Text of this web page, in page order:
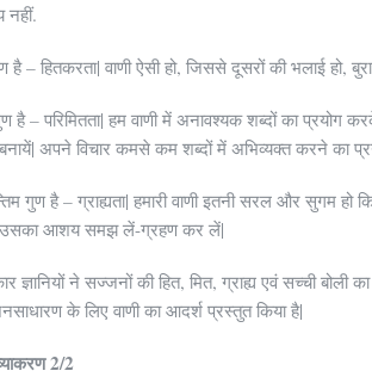
है – हितकरता| वाणी ऐसी हो, जिससे दूसरों की भलाई हो,
है – परिमितता| हम वाणी में अनावश्यक शब्दों का प्रयोग
अपने विचार कमसे कम शब्दों में अभिव्यक्त करने का
गुण है – ग्राह्यता| हमारी वाणी इतनी सरल और सुगम हो
उसका आशय समझ लें-ग्रहण कर लें|
ज्ञानियों ने सज्जनों की हित, मित, ग्राह्य एवं सच्ची बोली
के लिए वाणी का आदर्श प्रस्तुत किया है|
2/2